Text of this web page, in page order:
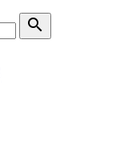
search